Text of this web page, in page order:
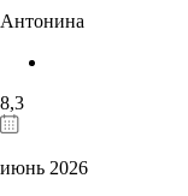
Антонина
8,3
июнь 2026